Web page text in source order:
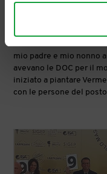
https://
doveva solo conoscere
mio padre e mio nonno
avevano le DOC per il
iniziato a piantare
con le persone del